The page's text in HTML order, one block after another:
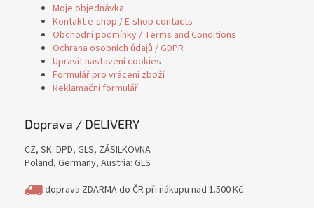
Moje objednávka
Kontakt e-shop / E-shop contacts
Obchodní podmínky / Terms and Conditions
Ochrana osobních údajů / GDPR
Upravit nastavení cookies
Formulář pro vrácení zboží
Reklamační formulář
Doprava / DELIVERY
CZ, SK: DPD, GLS, ZÁSILKOVNA
Poland, Germany, Austria: GLS
doprava ZDARMA do ČR při nákupu nad 1.500 Kč